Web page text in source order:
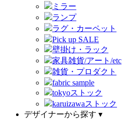
ミラー
ランプ
ラグ・カーペット
Pick up SALE
壁掛け・ラック
家具雑貨/アート/etc
雑貨・プロダクト
fabric sample
tokyoストック
karuizawaストック
デザイナーから探す ▾